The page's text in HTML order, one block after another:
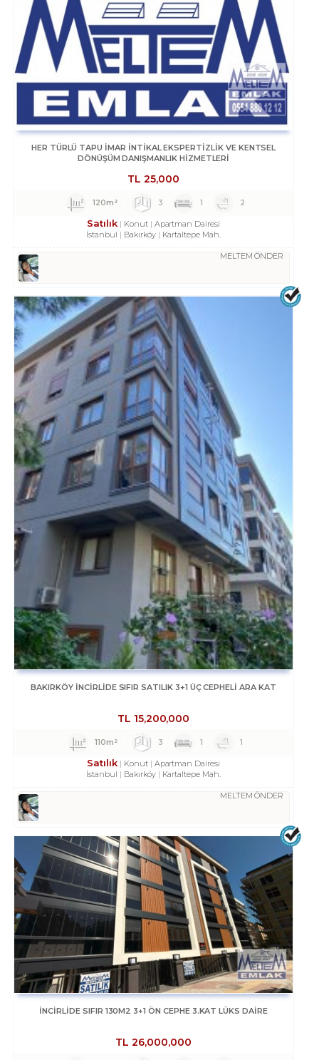
HER TÜRLÜ TAPU İMAR İNTİKAL EKSPERTİZLİK VE KENTSEL
DÖNÜŞÜM DANIŞMANLIK HİZMETLERİ
TL 25,000
120m² 3 1 2
Satılık Konut
Apartman Dairesi
İstanbul
Bakırköy Kartaltepe Mah.
MELTEM ÖNDER
BAKIRKÖY İNCİRLİDE SIFIR SATILIK 3+1 ÜÇ CEPHELİ ARA KAT
TL 15,200,000
110m² 3 1 1
Satılık Konut
Apartman Dairesi
İstanbul
Bakırköy Kartaltepe Mah.
MELTEM ÖNDER
İNCİRLİDE SIFIR 130M2 3+1 ÖN CEPHE 3.KAT LÜKS DAİRE
TL 26,000,000